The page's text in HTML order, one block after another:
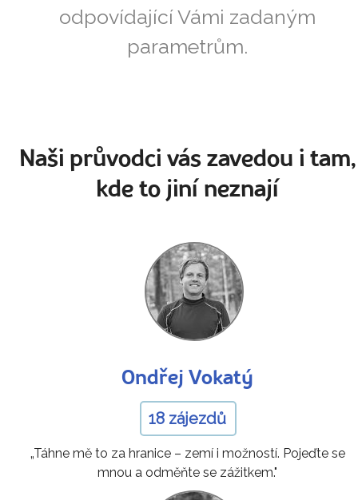
odpovídající Vámi zadaným
parametrům.
Naši průvodci vás zavedou i tam,
kde to jiní neznají
Ondřej Vokatý
18 zájezdů
„Táhne mě to za hranice – zemí i možností. Pojeďte se
mnou a odměňte se zážitkem."